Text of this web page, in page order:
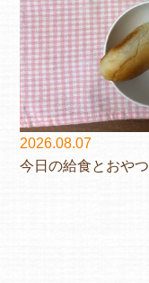
2026.08.07
今日の給食とおやつ